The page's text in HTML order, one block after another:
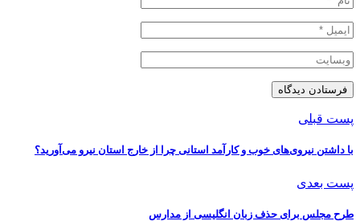
پست قبلی
با داشتن نیروی‌های خوب و کارآمد استانی چرا از خارج استان نیرو می‌آورید؟
پست بعدی
طرح مجلس برای حذف زبان انگلیسی از مدارس